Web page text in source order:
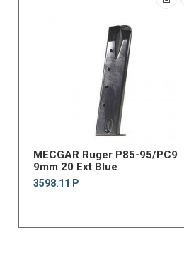
MECGAR Ruger P85-95/PC9
9mm 20 Ext Blue
3598.11 Р